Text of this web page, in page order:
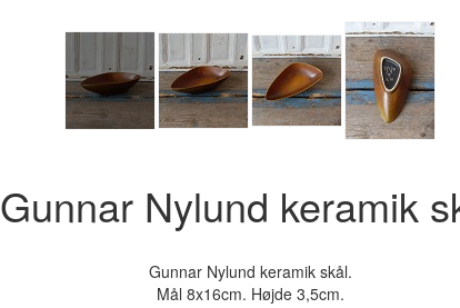
Gunnar Nylund keramik
Gunnar Nylund keramik skål.
Mål 8x16cm. Højde 3,5cm.